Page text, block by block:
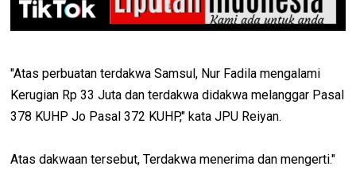
"Atas perbuatan terdakwa Samsul, Nur Fadila mengalami
Kerugian Rp 33 Juta dan terdakwa didakwa melanggar Pasal
378 KUHP Jo Pasal 372 KUHP," kata JPU Reiyan.
Atas dakwaan tersebut, Terdakwa menerima dan mengerti."